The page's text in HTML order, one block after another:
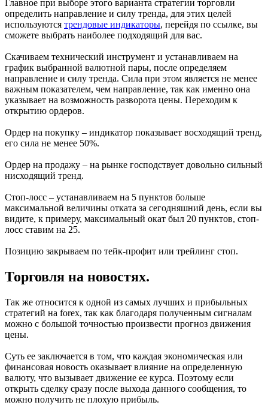
Главное при выборе этого варианта стратегии торговли
определить направление и силу тренда, для этих целей
используются трендовые индикаторы, перейдя по ссылке, вы
сможете выбрать наиболее подходящий для вас.
Скачиваем технический инструмент и устанавливаем на
график выбранной валютной пары, после определяем
направление и силу тренда. Сила при этом является не менее
важным показателем, чем направление, так как именно она
указывает на возможность разворота цены. Переходим к
открытию ордеров.
Ордер на покупку – индикатор показывает восходящий тренд,
его сила не менее 50%.
Ордер на продажу – на рынке господствует довольно сильный
нисходящий тренд.
Стоп-лосс – устанавливаем на 5 пунктов больше
максимальной величины отката за сегодняшний день, если вы
видите, к примеру, максимальный окат был 20 пунктов, стоп-
лосс ставим на 25.
Позицию закрываем по тейк-профит или трейлинг стоп.
Торговля на новостях.
Так же относится к одной из самых лучших и прибыльных
стратегий на forex, так как благодаря полученным сигналам
можно с большой точностью произвести прогноз движения
цены.
Суть ее заключается в том, что каждая экономическая или
финансовая новость оказывает влияние на определенную
валюту, что вызывает движение ее курса. Поэтому если
открыть сделку сразу после выхода данного сообщения, то
можно получить не плохую прибыль.